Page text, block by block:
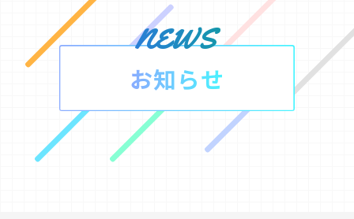
news
お知らせ